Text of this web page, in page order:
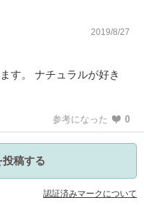
2019/8/27
す。 ナチュラルが好き
参考になった 0
投稿する
認証済みマークについて